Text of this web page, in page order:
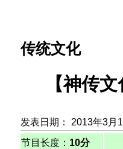
传统文化
【神传
发表日期： 2013年3月
节目长度： 10分